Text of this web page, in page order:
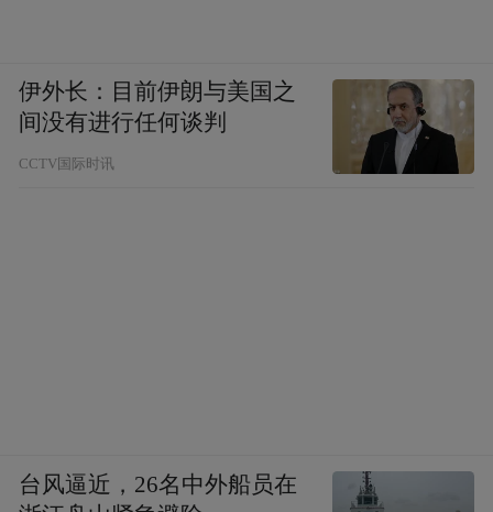
伊外长：目前伊朗与美国之
间没有进行任何谈判
CCTV国际时讯
台风逼近，26名中外船员在